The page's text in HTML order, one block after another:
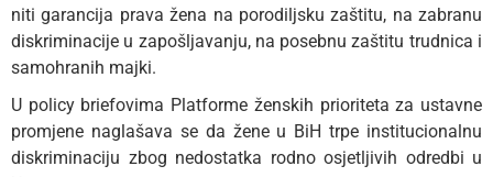
niti garancija prava žena na porodiljsku zaštitu, na zabranu
diskriminacije u zapošljavanju, na posebnu zaštitu trudnica i
samohranih majki.
U policy briefovima Platforme ženskih prioriteta za ustavne
promjene naglašava se da žene u BiH trpe institucionalnu
diskriminaciju zbog nedostatka rodno osjetljivih odredbi u